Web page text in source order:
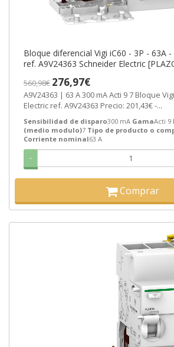
Bloque diferencial Vigi iC60 - 3P - 63A
ref. A9V24363 Schneider Electric
560,98€ 276,97€
A9V24363 | 63 A 300 mA Acti 9 7 Bloque Vigi de Schneider
Electric ref. A9V24363 Precio: 201,43€ -...
Sensibilidad de disparo300 mA GamaActi 9
(medio modulo)7 Tipo de producto o
Corriente nominal63 A
-
Comprar